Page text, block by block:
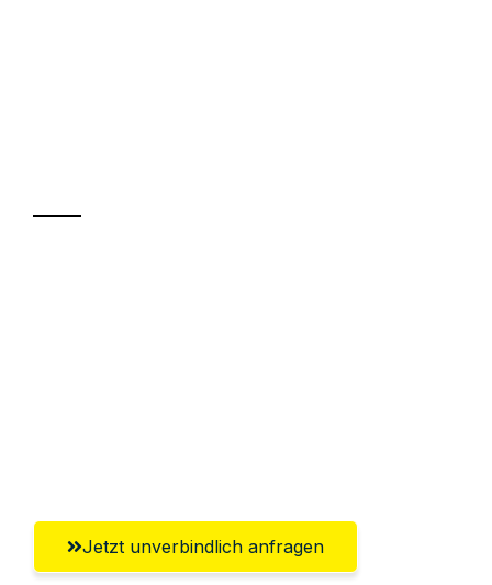
Jetzt unverbindlich anfragen